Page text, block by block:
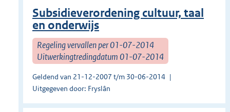
Subsidieverordening cultuur, taal
en onderwijs
Regeling vervallen per 01-07-2014
Uitwerkingtredingdatum 01-07-2014
Geldend van 21-12-2007 t/m 30-06-2014
Uitgegeven door: Fryslân